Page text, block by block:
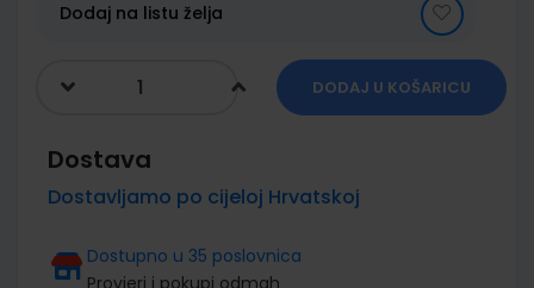
galleryDodaj na listu želja
DODAJ U KOŠARICU
Dostava
Dostavljamo po cijeloj Hrvatskoj
Dostupno u 35 poslovnica
Provjeri i pokupi odmah